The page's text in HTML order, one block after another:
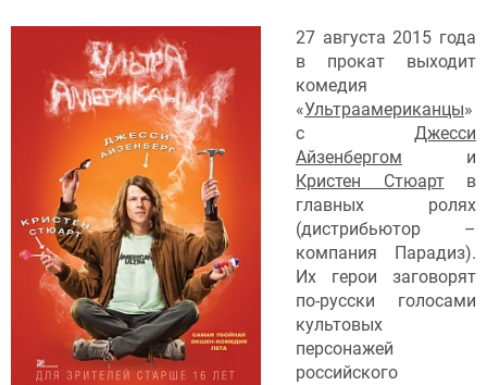
27 августа 2015 года
в прокат выходит
комедия
«Ультраамериканцы»
с Джесси
Айзенбергом и
Кристен Стюартв
главных ролях
(дистрибьютор –
компания Парадиз).
Их герои заговорят
по-русски голосами
культовых
персонажей
российского